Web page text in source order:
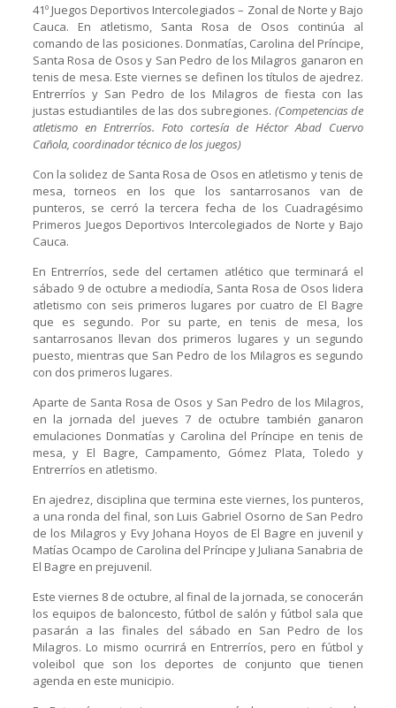
41º Juegos Deportivos Intercolegiados – Zonal de Norte y Bajo
Cauca. En atletismo, Santa Rosa de Osos continúa al
comando de las posiciones. Donmatías, Carolina del Príncipe,
Santa Rosa de Osos y San Pedro de los Milagros ganaron en
tenis de mesa. Este viernes se definen los títulos de ajedrez.
Entrerríos y San Pedro de los Milagros de fiesta con las
justas estudiantiles de las dos subregiones. (Competencias de
atletismo en Entrerríos. Foto cortesía de Héctor Abad Cuervo
Cañola, coordinador técnico de los juegos)
Con la solidez de Santa Rosa de Osos en atletismo y tenis de
mesa, torneos en los que los santarrosanos van de
punteros, se cerró la tercera fecha de los Cuadragésimo
Primeros Juegos Deportivos Intercolegiados de Norte y Bajo
Cauca.
En Entrerríos, sede del certamen atlético que terminará el
sábado 9 de octubre a mediodía, Santa Rosa de Osos lidera
atletismo con seis primeros lugares por cuatro de El Bagre
que es segundo. Por su parte, en tenis de mesa, los
santarrosanos llevan dos primeros lugares y un segundo
puesto, mientras que San Pedro de los Milagros es segundo
con dos primeros lugares.
Aparte de Santa Rosa de Osos y San Pedro de los Milagros,
en la jornada del jueves 7 de octubre también ganaron
emulaciones Donmatías y Carolina del Príncipe en tenis de
mesa, y El Bagre, Campamento, Gómez Plata, Toledo y
Entrerríos en atletismo.
En ajedrez, disciplina que termina este viernes, los punteros,
a una ronda del final, son Luis Gabriel Osorno de San Pedro
de los Milagros y Evy Johana Hoyos de El Bagre en juvenil y
Matías Ocampo de Carolina del Príncipe y Juliana Sanabria de
El Bagre en prejuvenil.
Este viernes 8 de octubre, al final de la jornada, se conocerán
los equipos de baloncesto, fútbol de salón y fútbol sala que
pasarán a las finales del sábado en San Pedro de los
Milagros. Lo mismo ocurrirá en Entrerríos, pero en fútbol y
voleibol que son los deportes de conjunto que tienen
agenda en este municipio.